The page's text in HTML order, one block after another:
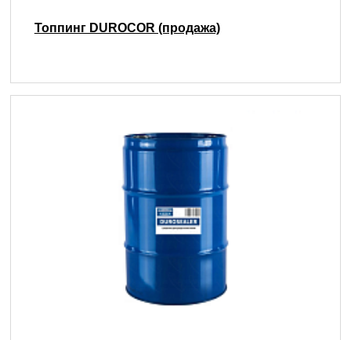
Топпинг DUROCOR (продажа)